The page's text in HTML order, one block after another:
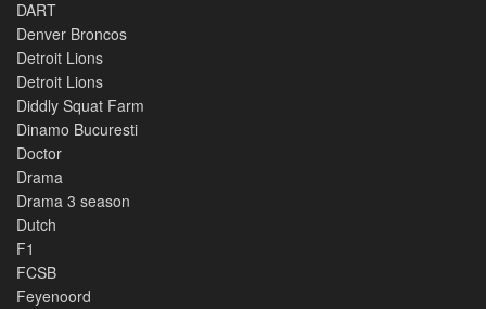
DART
Denver Broncos
Detroit Lions
Detroit Lions
Diddly Squat Farm
Dinamo Bucuresti
Doctor
Drama
Drama 3 season
Dutch
F1
FCSB
Feyenoord